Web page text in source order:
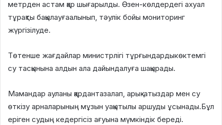
метрден астам қар шығарылды. Өзен-көлдердегі ахуал
тұрақты бақылауғаалынып, тәулік бойы мониторинг
жүргізілуде.
Төтенше жағдайлар министрлігі тұрғындардыкөктемгі
су тасқынына алдын ала дайындалуға шақырады.
Мамандар ауланы қардантазалап, арық-атыздар мен су
өткізу арналарының мұзын уақытылы аршуды ұсынады.Бұл
еріген судың кедергісіз ағуына мүмкіндік береді.